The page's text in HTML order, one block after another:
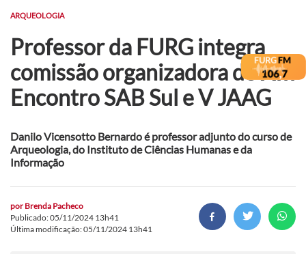
ARQUEOLOGIA
Professor da FURG integra
comissão organizadora do XIII
Encontro SAB Sul e V JAAG
Danilo Vicensotto Bernardo é professor adjunto do curso de
Arqueologia, do Instituto de Ciências Humanas e da
Informação
por Brenda Pacheco
Publicado: 05/11/2024 13h41
Última modificação: 05/11/2024 13h41